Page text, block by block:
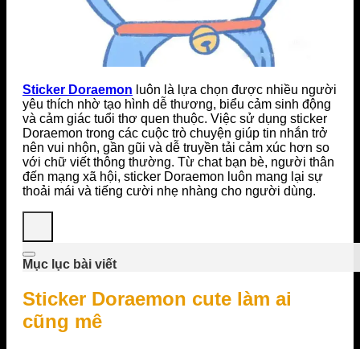
Sticker Doraemon luôn là lựa chọn được nhiều người
yêu thích nhờ tạo hình dễ thương, biểu cảm sinh động
và cảm giác tuổi thơ quen thuộc. Việc sử dụng sticker
Doraemon trong các cuộc trò chuyện giúp tin nhắn trở
nên vui nhộn, gần gũi và dễ truyền tải cảm xúc hơn so
với chữ viết thông thường. Từ chat bạn bè, người thân
đến mạng xã hội, sticker Doraemon luôn mang lại sự
thoải mái và tiếng cười nhẹ nhàng cho người dùng.
Mục lục bài viết
Sticker Doraemon cute làm ai
cũng mê